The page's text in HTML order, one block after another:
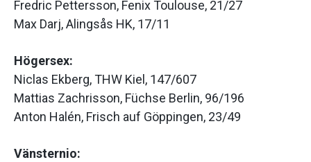
Fredric Pettersson, Fenix Toulouse, 21/27
Max Darj, Alingsås HK, 17/11
Högersex:
Niclas Ekberg, THW Kiel, 147/607
Mattias Zachrisson, Füchse Berlin, 96/196
Anton Halén, Frisch auf Göppingen, 23/49
Vänsternio: